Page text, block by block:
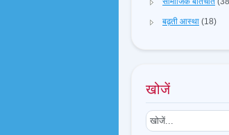
बढ़ती आस्था (18)
खोजें